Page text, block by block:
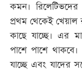
কমন। রিলেটিভদের
প্রথম থেকেই খেয়াল
কাছে যাচ্ছে। এর
পাশে পাশে থাকবে।
যাচ্ছে এবং যাদের